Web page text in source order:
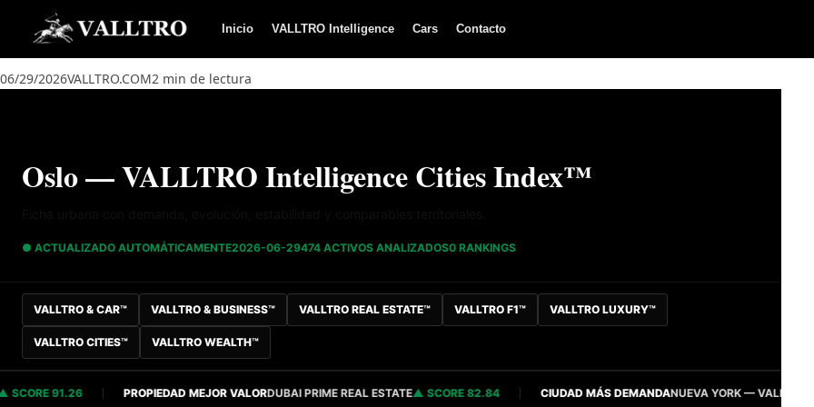
Saltar al contenido
Inicio VALLTRO Intelligence Cars Contacto
06/29/2026VALLTRO.COM2 min de lectura
Oslo — VALLTRO Intelligence Cities Index™
● ACTUALIZADO AUTOMÁTICAMENTE2026-06-29474 ACTIVOS ANALIZADOS0 RANKINGS
VALLTRO & CAR™ VALLTRO & BUSINESS™ VALLTRO REAL ESTATE™ VALLTRO F1™ VALLTRO LUXURY™
VALLTRO CITIES™ VALLTRO WEALTH™
91.26 PROPIEDAD MEJOR VALORDUBAI PRIME REAL ESTATE SCORE 82.84 CIUDAD MÁS DEMANDANUEVA YORK — VALLTRO